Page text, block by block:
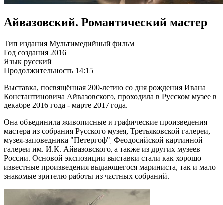
Айвазовский. Романтический мастер
Тип издания Мультимедийный фильм
Год создания 2016
Язык русский
Продолжительность 14:15
Выставка, посвящённая 200-летию со дня рождения Ивана
Константиновича Айвазовского, проходила в Русском музее в
декабре 2016 года - марте 2017 года.
Она объединила живописные и графические произведения
мастера из собрания Русского музея, Третьяковской галереи,
музея-заповедника "Петергоф", Феодосийской картинной
галереи им. И.К. Айвазовского, а также из других музеев
России. Основой экспозиции выставки стали как хорошо
известные произведения выдающегося мариниста, так и мало
знакомые зрителю работы из частных собраний.